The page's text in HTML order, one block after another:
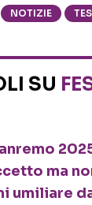
NOTIZIE
SU
ma
umiliare